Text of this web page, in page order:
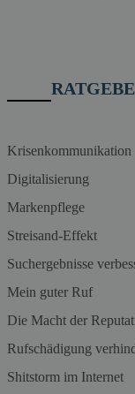
Krisenkommunikation
Digitalisierung
Markenpflege
Streisand-Effekt
Suchergebnisse
Mein guter Ruf
Die Macht der
Rufschädigung
Shitstorm im Internet